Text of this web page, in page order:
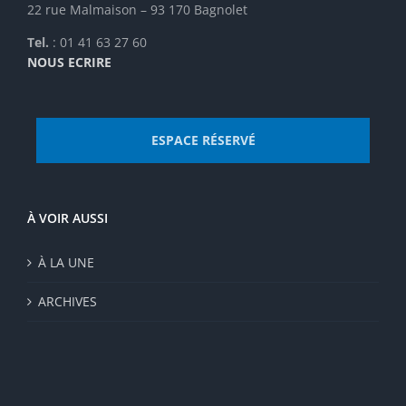
22 rue Malmaison – 93 170 Bagnolet
Tel. : 01 41 63 27 60
NOUS ECRIRE
ESPACE RÉSERVÉ
À VOIR AUSSI
À LA UNE
ARCHIVES